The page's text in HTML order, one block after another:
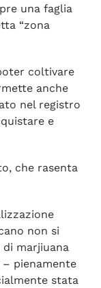
una faglia
“zona
coltivare
anche
nel registro
e
che rasenta
non si
marjiuana
pienamente
stata